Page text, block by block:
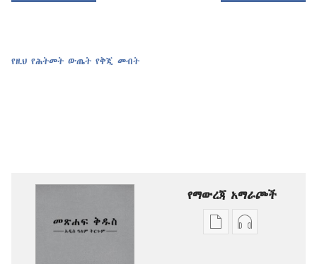
የዚህ የሕትመት ውጤት የቅጂ መብት
የማውረጃ አማራጮች
የሕትመትኦዲዮዎችን